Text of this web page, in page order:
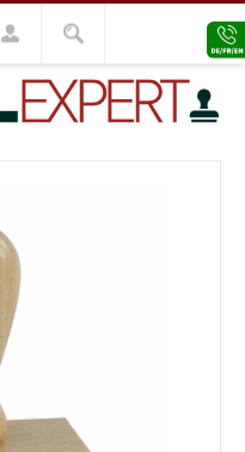
Holzstempel 20x80
NÄCHSTES MODELL